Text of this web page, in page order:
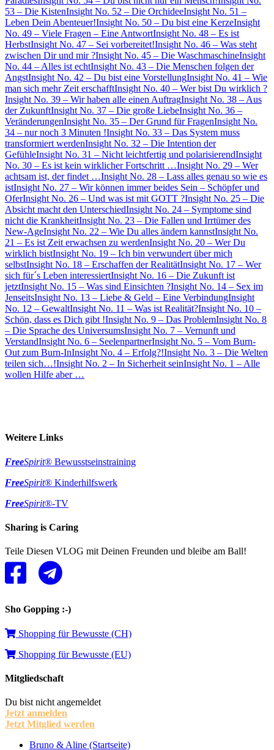
53 – Die KistenInsight No. 52 – Die OrchideeInsight No. 51 –
Leben Dein Abenteuer!Insight No. 50 – Du bist eine KerzeInsight
No. 49 – Viele Fragen – Eine AntwortInsight No. 48 – Es ist
HerbstInsight No. 47 – Sei vorbereitet!Insight No. 46 – Was steht
zwischen Dir und mir ?Insight No. 45 – Die WaschmaschineInsight
No. 44 – Alles ist echtInsight No. 43 – Die Menschen folgen der
AngstInsight No. 42 – Du bist eine VorstellungInsight No. 41 – Wie
man sich mehr Zeit erschafftInsight No. 40 – Wer bist Du wirklich ?
Insight No. 39 – Wir haben alle einen AuftragInsight No. 38 – Aus
der ZukunftInsight No. 37 – Die große LiebeInsight No. 36 –
VeränderungenInsight No. 35 – Der Grund für FragenInsight No.
34 – nur noch 3 Minuten !Insight No. 33 – Das System muss
transformiert werdenInsight No. 32 – Die Intention der
GefühleInsight No. 31 – Nicht leichtfertig und polarisierendInsight
No. 30 – Es ist kein wirklicher Fortschritt …Insight No. 29 – Wer
achtsam ist, der findet …Insight No. 28 – Lass alles genau so wie es
istInsight No. 27 – Wir können immer beides Sein – Schöpfer und
OferInsight No. 26 – Und was ist mit GOTT ?Insight No. 25 – Die
Absicht macht den UnterschiedInsight No. 24 – Symptome sind
nicht die KrankheitInsight No. 23 – Die Fallen und Irrtümer des
New-AgeInsight No. 22 – Wie Du alles ändern kannstInsight No.
21 – Es ist Zeit erwachsen zu werdenInsight No. 20 – Wer Du
wirklich bistInsight No. 19 – Ich bin verwundert über mich
selbstInsight No. 18 – Erschaffen der RealitätInsight No. 17 – Wer
sich für´s Leben interessiertInsight No. 16 – Die Zukunft ist
jetztInsight No. 15 – Was sind Einsichten ?Insight No. 14 – Sex im
JenseitsInsight No. 13 – Liebe & Geld – Eine VerbindungInsight
No. 12 – GewaltInsight No. 11 – Was ist Realität?Insight No. 10 –
Schön, dass es Dich gibt !Insight No. 9 – Das ProblemInsight No. 8
– Die Sprache des UniversumsInsight No. 7 – Vernunft und
VerstandInsight No. 6 – SeelenpartnerInsight No. 5 – Vom Burn-
Out zum Burn-InInsight No. 4 – Erfolg?!Insight No. 3 – Die Welten
teilen sich…!Insight No. 2 – In Sicherheit seinInsight No. 1 – Alle
wollen Hilfe aber …
Weitere Links
FreeSpirit® Bewusstseinstraining
FreeSpirit® Kinderhilfswerk
FreeSpirit®-TV
Sharing is Caring
Teile Diesen VLOG mit Deinen Freunden und bleibe am Ball!
Sho Gopping :-)
Shopping für Bewusste (CH)
Shopping für Bewusste (EU)
Mitgliedschaft
Du bist nicht angemeldet
Jetzt anmelden
Jetzt Mitglied werden
Bruno & Aline (Startseite)